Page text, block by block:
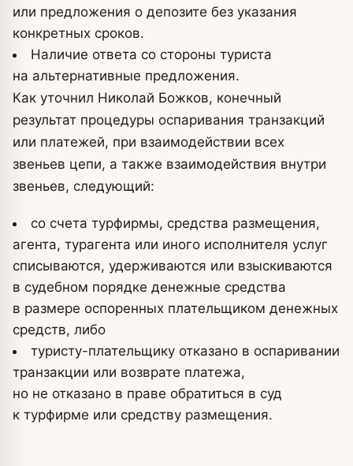
или предложения о депозите без указания
конкретных сроков.
Наличие ответа со стороны туриста
на альтернативные предложения.
Как уточнил Николай Божков, конечный
результат процедуры оспаривания транзакций
или платежей, при взаимодействии всех
звеньев цепи, а также взаимодействия внутри
звеньев, следующий:
со счета турфирмы, средства размещения,
агента, турагента или иного исполнителя услуг
списываются, удерживаются или взыскиваются
в судебном порядке денежные средства
в размере оспоренных плательщиком денежных
средств, либо
туристу-плательщику отказано в оспаривании
транзакции или возврате платежа,
но не отказано в праве обратиться в суд
к турфирме или средству размещения.